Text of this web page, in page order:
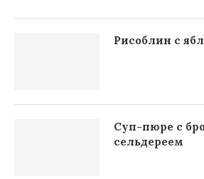
Рисоблин с
Суп-пюре с
сельдереем